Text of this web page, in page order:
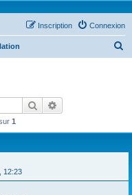
Connexion
Inscription
Rechercher
1
12:23